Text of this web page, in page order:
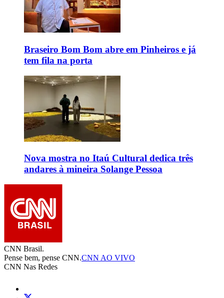
Braseiro Bom Bom abre em Pinheiros e já
tem fila na porta
Nova mostra no Itaú Cultural dedica três
andares à mineira Solange Pessoa
CNN Brasil.
Pense bem, pense CNN.CNN AO VIVO
CNN Nas Redes